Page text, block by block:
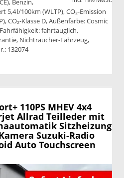
Benzin,
l/100km (WLTP), CO₂-Emission
CO₂-Klasse D, Außenfarbe: Cosmic
fahrtauglich,
Nichtraucher-Fahrzeug,
132074
drucken
110PS MHEV 4x4
Allrad Teilleder mit
Sitzheizung
Suzuki-Radio
Auto Touchscreen